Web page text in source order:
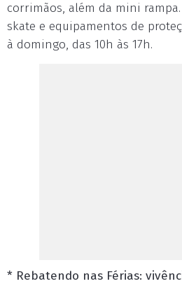
corrimãos, além da mini
skate e equipamentos de
à domingo, das 10h às 17h.
* Rebatendo nas Férias: